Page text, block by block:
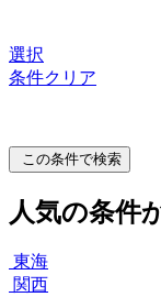
選択
条件クリア
この条件で検索
人気の条件
東海
関西